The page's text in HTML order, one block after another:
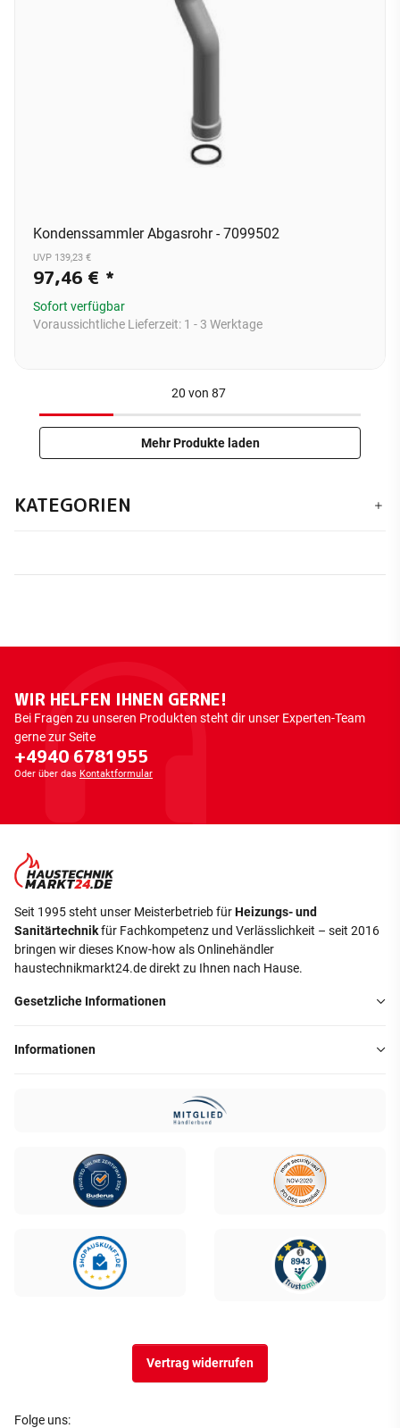
Kondenssammler Abgasrohr - 7099502
UVP 139,23 €
97,46 € *
Sofort verfügbar
Voraussichtliche Lieferzeit: 1 - 3 Werktage
20 von 87
Mehr Produkte laden
KATEGORIEN
WIR HELFEN IHNEN GERNE!
Bei Fragen zu unseren Produkten steht dir unser Experten-Team
gerne zur Seite
+4940 6781955
Oder über das Kontaktformular
Seit 1995 steht unser Meisterbetrieb fürHeizungs- und
Sanitärtechnikfür Fachkompetenz und Verlässlichkeit – seit 2016
bringen wir dieses Know-how als Onlinehändler
haustechnikmarkt24.de direkt zu Ihnen nach Hause.
Gesetzliche Informationen
Informationen
Vertrag widerrufen
Folge uns: